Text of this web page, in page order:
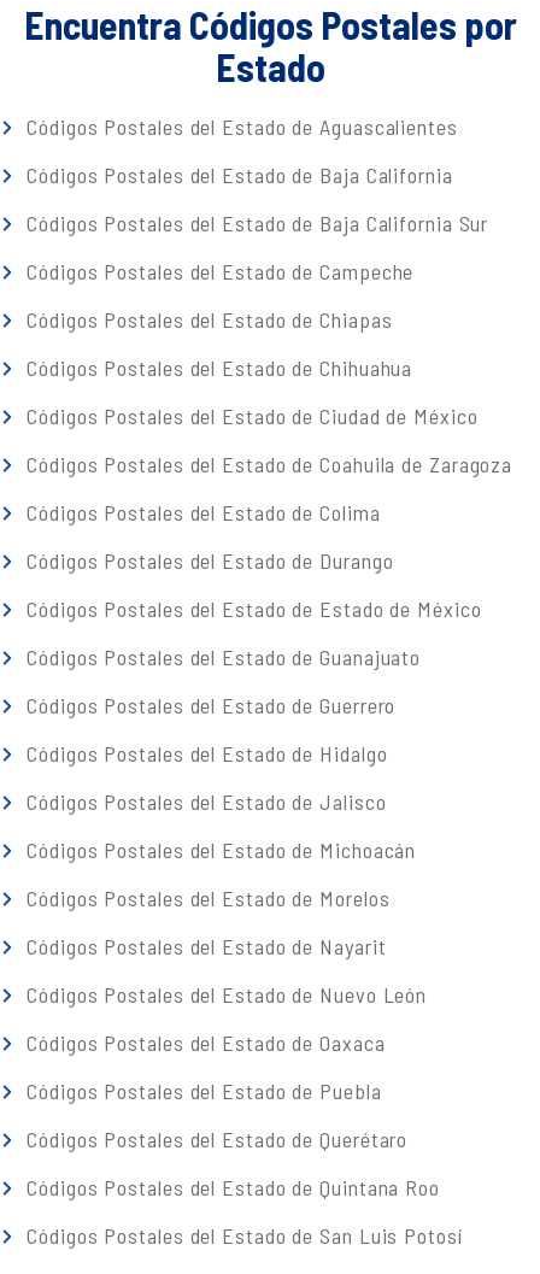
Encuentra Códigos Postales por
Estado
Códigos Postales del Estado de Aguascalientes
Códigos Postales del Estado de Baja California
Códigos Postales del Estado de Baja California Sur
Códigos Postales del Estado de Campeche
Códigos Postales del Estado de Chiapas
Códigos Postales del Estado de Chihuahua
Códigos Postales del Estado de Ciudad de México
Códigos Postales del Estado de Coahuila de Zaragoza
Códigos Postales del Estado de Colima
Códigos Postales del Estado de Durango
Códigos Postales del Estado de Estado de México
Códigos Postales del Estado de Guanajuato
Códigos Postales del Estado de Guerrero
Códigos Postales del Estado de Hidalgo
Códigos Postales del Estado de Jalisco
Códigos Postales del Estado de Michoacán
Códigos Postales del Estado de Morelos
Códigos Postales del Estado de Nayarit
Códigos Postales del Estado de Nuevo León
Códigos Postales del Estado de Oaxaca
Códigos Postales del Estado de Puebla
Códigos Postales del Estado de Querétaro
Códigos Postales del Estado de Quintana Roo
Códigos Postales del Estado de San Luis Potosí